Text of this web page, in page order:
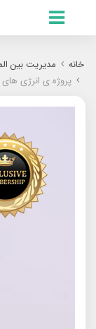
خانه مدیریت بین
پروژه ی انرژی